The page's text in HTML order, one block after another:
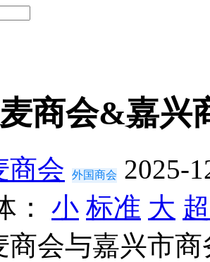
商会&嘉兴
商会 外国商会
2025-
： 小 标准 大
商会与嘉兴市